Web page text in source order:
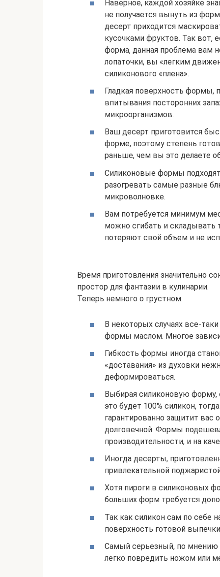
Наверное, каждой хозяйке
не получается вынуть из
десерт приходится
кусочками фруктов. Так вот,
форма, данная проблема вам
лопаточки, вы «легким
силиконового «плена».
Гладкая поверхность формы,
впитывания посторонних
микроорганизмов.
Ваш десерт приготовится
форме, поэтому степень
раньше, чем вы это делаете
Силиконовые формы
разогревать самые разные
микроволновке.
Вам потребуется минимум
можно сгибать и складывать
потеряют свой объем и не
Время приготовления значительно
простор для фантазии в кулинарии.
Теперь немного о грустном.
В некоторых случаях все-
формы маслом. Многое
Гибкость формы иногда
«доставания» из духовки
деформироваться.
Выбирая силиконовую форму,
это будет 100% силикон,
гарантированно защитит вас
долговечной. Формы
производительности, и на
Иногда десерты,
привлекательной
Хотя пироги в силиконовых
больших форм требуется
Так как силикон сам по себе
поверхность готовой
Самый серьезный, по мнению
легко повредить ножом или